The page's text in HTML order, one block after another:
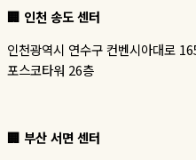
인천 송도 센터
인천광역시 연수구 컨벤시아대로
포스코타워 26층
부산 서면 센터